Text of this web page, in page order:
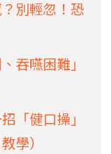
別輕忽！恐
吞嚥困難」
「健口操」
學）